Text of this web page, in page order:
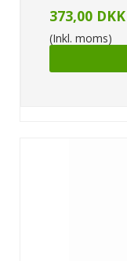
373,00 DKK
(Inkl. moms)